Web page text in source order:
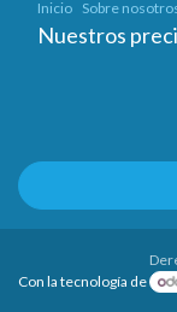
Inicio Sobre
Nuestros
Con la tecnología de